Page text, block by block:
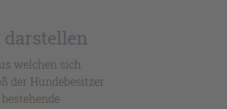
welchen sich
der Hundebesitzer